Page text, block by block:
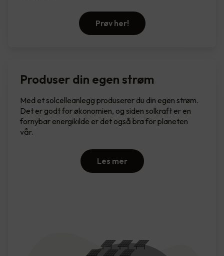
Prøv her!
Produser din egen strøm
Med et solcelleanlegg produserer du din egen strøm.
Det er godt for økonomien, og siden solkraft er en
fornybar energikilde er det også bra for planeten
vår.
Les mer